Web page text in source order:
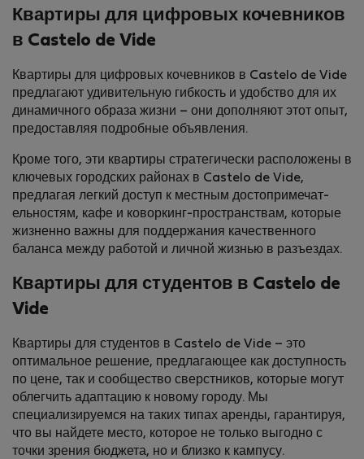
Квартиры для цифровых кочевников
в Castelo de Vide
Квартиры для цифровых кочевников в Castelo de Vide
предлагают удивительную гибкость и удобство для их
динамичного образа жизни – они дополняют этот опыт,
предоставляя подробные объявления.
Кроме того, эти квартиры стратегически расположены в
ключевых городских районах в Castelo de Vide,
предлагая легкий доступ к местным достопримечат­
ельностям, кафе и коворкинг-пространствам, которые
жизненно важны для поддержания качественного
баланса между работой и личной жизнью в разъездах.
Квартиры для студентов в Castelo de
Vide
Квартиры для студентов в Castelo de Vide – это
оптимальное решение, предлагающее как доступность
по цене, так и сообщество сверстников, которые могут
облегчить адаптацию к новому городу. Мы
специализируемся на таких типах аренды, гарантируя,
что вы найдете место, которое не только выгодно с
точки зрения бюджета, но и близко к кампусу.